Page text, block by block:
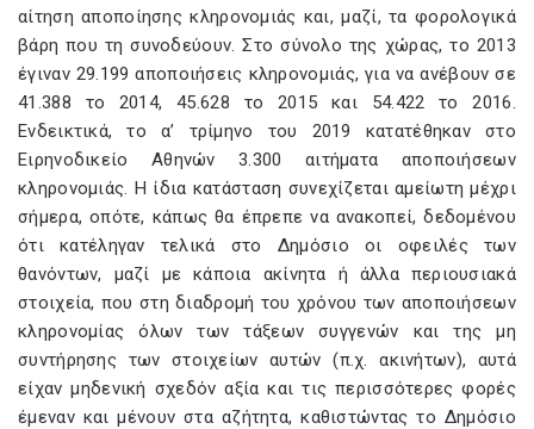
αίτηση αποποίησης κληρονομιάς και, μαζί, τα φορολογικά
βάρη που τη συνοδεύουν. Στο σύνολο της χώρας, το 2013
έγιναν 29.199 αποποιήσεις κληρονομιάς, για να ανέβουν σε
41.388 το 2014, 45.628 το 2015 και 54.422 το 2016.
Ενδεικτικά, το α’ τρίμηνο του 2019 κατατέθηκαν στο
Ειρηνοδικείο Αθηνών 3.300 αιτήματα αποποιήσεων
κληρονομιάς. Η ίδια κατάσταση συνεχίζεται αμείωτη μέχρι
σήμερα, οπότε, κάπως θα έπρεπε να ανακοπεί, δεδομένου
ότι κατέληγαν τελικά στο Δημόσιο οι οφειλές των
θανόντων, μαζί με κάποια ακίνητα ή άλλα περιουσιακά
στοιχεία, που στη διαδρομή του χρόνου των αποποιήσεων
κληρονομίας όλων των τάξεων συγγενών και της μη
συντήρησης των στοιχείων αυτών (π.χ. ακινήτων), αυτά
είχαν μηδενική σχεδόν αξία και τις περισσότερες φορές
έμεναν και μένουν στα αζήτητα, καθιστώντας το Δημόσιο